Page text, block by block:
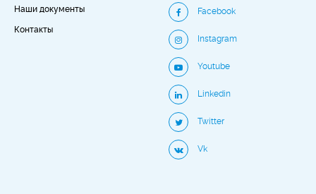
Наши документы
Контакты
Facebook
Instagram
Youtube
Linkedin
Twitter
Vk